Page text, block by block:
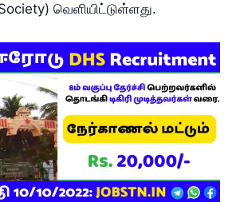
வெளியிட்டுள்ளது.